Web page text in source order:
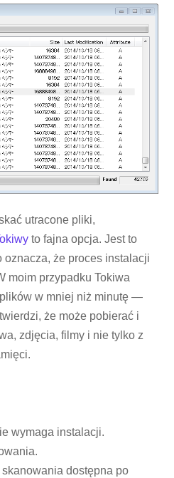
utracone pliki,
to fajna opcja. Jest to
że ​​proces instalacji
moim przypadku Tokiwa
w mniej niż minutę —
że może pobierać i
zdjęcia, filmy i nie tylko z
wymaga instalacji.
skanowania dostępna po